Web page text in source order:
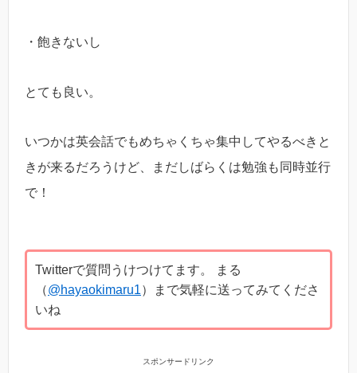
・飽きないし
とても良い。
いつかは英会話でもめちゃくちゃ集中してやるべきと
きが来るだろうけど、まだしばらくは勉強も同時並行
で！
Twitterで質問うけつけてます。 まる
（@hayaokimaru1）まで気軽に送ってみてくださ
いね
スポンサードリンク